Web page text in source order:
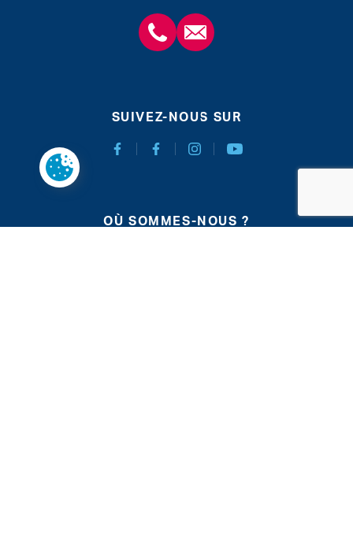
+3243554120chirabdomle@chc.be
SUIVEZ-NOUS SUR
Facebook Chirurgie Abdominale
Facebook Chirurgie de l'obésité
InstagramYoutube
OÙ SOMMES-NOUS ?